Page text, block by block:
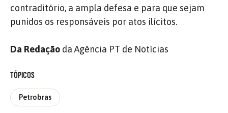
contraditório, a ampla defesa e para que sejam
punidos os responsáveis por atos ilícitos.
Da Redação da Agência PT de Notícias
TÓPICOS
Petrobras